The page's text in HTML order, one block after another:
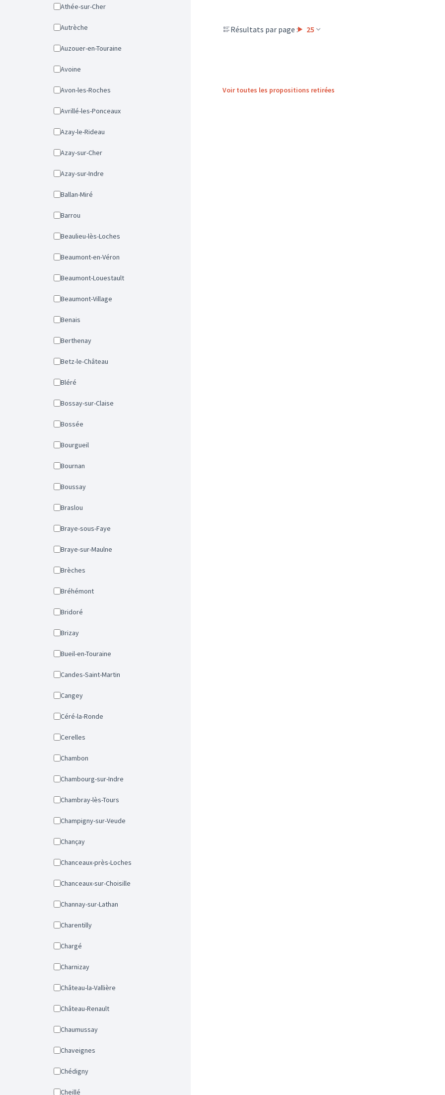
Athée-sur-Cher
Autrèche
Auzouer-en-Touraine
Avoine
Avon-les-Roches
Avrillé-les-Ponceaux
Azay-le-Rideau
Azay-sur-Cher
Azay-sur-Indre
Ballan-Miré
Barrou
Beaulieu-lès-Loches
Beaumont-en-Véron
Beaumont-Louestault
Beaumont-Village
Benais
Berthenay
Betz-le-Château
Bléré
Bossay-sur-Claise
Bossée
Bourgueil
Bournan
Boussay
Braslou
Braye-sous-Faye
Braye-sur-Maulne
Brèches
Bréhémont
Bridoré
Brizay
Bueil-en-Touraine
Candes-Saint-Martin
Cangey
Céré-la-Ronde
Cerelles
Chambon
Chambourg-sur-Indre
Chambray-lès-Tours
Champigny-sur-Veude
Chançay
Chanceaux-près-Loches
Chanceaux-sur-Choisille
Channay-sur-Lathan
Charentilly
Chargé
Charnizay
Château-la-Vallière
Château-Renault
Chaumussay
Chaveignes
Chédigny
Cheillé
Résultats par page : 25
Voir toutes les propositions retirées